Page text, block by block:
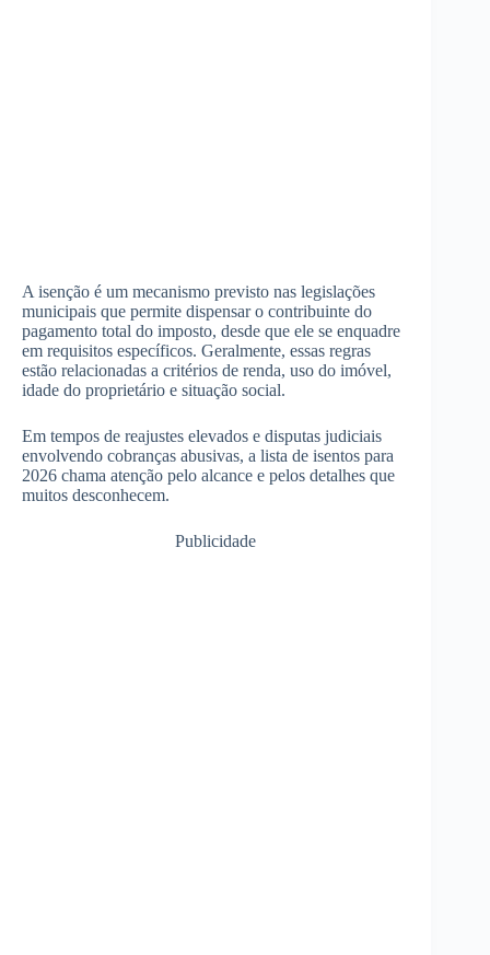
A isenção é um mecanismo previsto nas legislações
municipais que permite dispensar o contribuinte do
pagamento total do imposto, desde que ele se enquadre
em requisitos específicos. Geralmente, essas regras
estão relacionadas a critérios de renda, uso do imóvel,
idade do proprietário e situação social.
Em tempos de reajustes elevados e disputas judiciais
envolvendo cobranças abusivas, a lista de isentos para
2026 chama atenção pelo alcance e pelos detalhes que
muitos desconhecem.
Publicidade